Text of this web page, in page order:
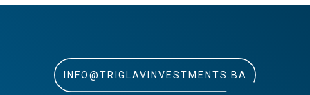
INFO@TRIGLAVINVESTMENTS.BA